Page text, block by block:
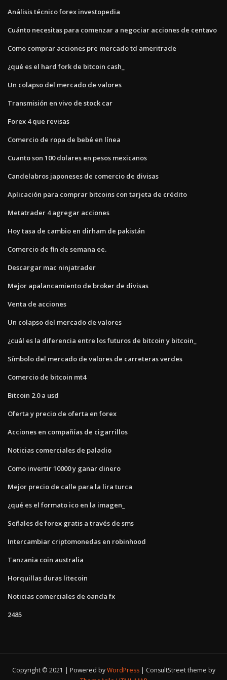
Análisis técnico forex investopedia
Cuánto necesitas para comenzar a negociar acciones de centavo
Como comprar acciones pre mercado td ameritrade
¿qué es el hard fork de bitcoin cash_
Un colapso del mercado de valores
Transmisión en vivo de stock car
Forex 4 que revisas
Comercio de ropa de bebé en línea
Cuanto son 100 dolares en pesos mexicanos
Candelabros japoneses de comercio de divisas
Aplicación para comprar bitcoins con tarjeta de crédito
Metatrader 4 agregar acciones
Hoy tasa de cambio en dirham de pakistán
Comercio de fin de semana ee.
Descargar mac ninjatrader
Mejor apalancamiento de broker de divisas
Venta de acciones
Un colapso del mercado de valores
¿cuál es la diferencia entre los futuros de bitcoin y bitcoin_
Símbolo del mercado de valores de carreteras verdes
Comercio de bitcoin mt4
Bitcoin 2.0 a usd
Oferta y precio de oferta en forex
Acciones en compañías de cigarrillos
Noticias comerciales de paladio
Como invertir 10000 y ganar dinero
Mejor precio de calle para la lira turca
¿qué es el formato ico en la imagen_
Señales de forex gratis a través de sms
Intercambiar criptomonedas en robinhood
Tanzania coin australia
Horquillas duras litecoin
Noticias comerciales de oanda fx
2485
Copyright © 2021 | Powered byWordPress
ConsultStreet theme by